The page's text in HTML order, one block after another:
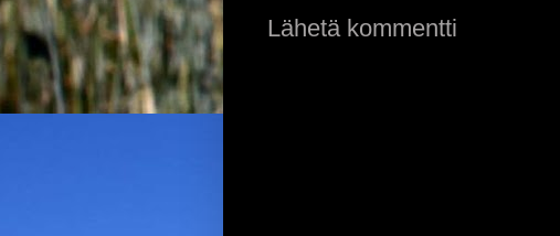
Lähetä kommentti